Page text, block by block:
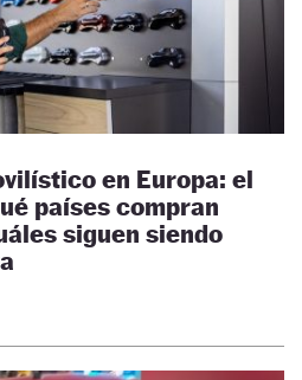
en Europa: el
países compran
siguen siendo